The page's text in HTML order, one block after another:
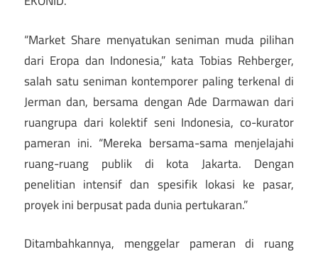
“Market Share menyatukan seniman muda pilihan
dari Eropa dan Indonesia,” kata Tobias Rehberger,
salah satu seniman kontemporer paling terkenal di
Jerman dan, bersama dengan Ade Darmawan dari
ruangrupa dari kolektif seni Indonesia, co-kurator
pameran ini. “Mereka bersama-sama menjelajahi
ruang-ruang publik di kota Jakarta. Dengan
penelitian intensif dan spesifik lokasi ke pasar,
proyek ini berpusat pada dunia pertukaran.”
Ditambahkannya, menggelar pameran di ruang